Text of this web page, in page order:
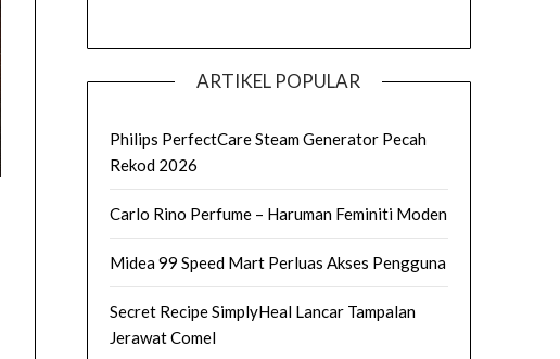
ARTIKEL POPULAR
Philips PerfectCare Steam Generator Pecah
Rekod 2026
Carlo Rino Perfume – Haruman Feminiti Moden
Midea 99 Speed Mart Perluas Akses Pengguna
Secret Recipe SimplyHeal Lancar Tampalan
Jerawat Comel